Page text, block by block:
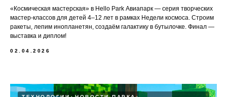
«Космическая мастерская» в Hello Park Авиапарк — серия творческих
мастер-классов для детей 4–12 лет в рамках Недели космоса. Строим
ракеты, лепим инопланетян, создаём галактику в бутылочке. Финал —
выставка и диплом!
02.04.2026